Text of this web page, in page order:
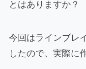
とはありますか？
今回はラインブレ
したので、実際に